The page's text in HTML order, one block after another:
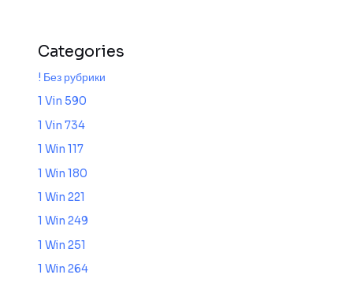
Categories
! Без рубрики
1 Vin 590
1 Vin 734
1 Win 117
1 Win 180
1 Win 221
1 Win 249
1 Win 251
1 Win 264